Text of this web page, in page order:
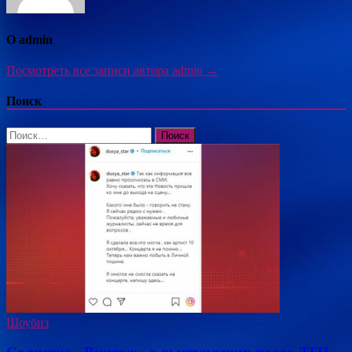
О admin
Посмотреть все записи автора admin →
Поиск
Найти:
Шоубиз